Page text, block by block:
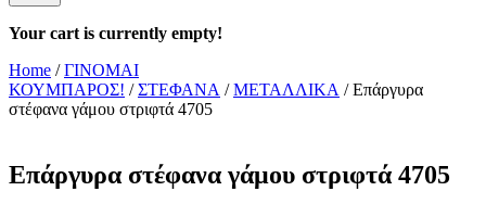
Your cart is currently empty!
Home /ΓΙΝΟΜΑΙ
ΚΟΥΜΠΑΡΟΣ! /ΣΤΕΦΑΝΑ /ΜΕΤΑΛΛΙΚΑ / Επάργυρα
στέφανα γάμου στριφτά 4705
Επάργυρα στέφανα γάμου στριφτά 4705